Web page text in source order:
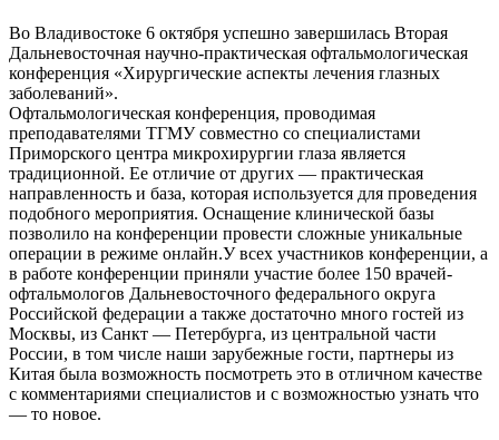
Во Владивостоке 6 октября успешно завершилась Вторая
Дальневосточная научно-практическая офтальмологическая
конференция «Хирургические аспекты лечения глазных
заболеваний».
Офтальмологическая конференция, проводимая
преподавателями ТГМУ совместно со специалистами
Приморского центра микрохирургии глаза является
традиционной. Ее отличие от других — практическая
направленность и база, которая используется для проведения
подобного мероприятия. Оснащение клинической базы
позволило на конференции провести сложные уникальные
операции в режиме онлайн.У всех участников конференции, а
в работе конференции приняли участие более 150 врачей-
офтальмологов Дальневосточного федерального округа
Российской федерации а также достаточно много гостей из
Москвы, из Санкт — Петербурга, из центральной части
России, в том числе наши зарубежные гости, партнеры из
Китая была возможность посмотреть это в отличном качестве
с комментариями специалистов и с возможностью узнать что
— то новое.